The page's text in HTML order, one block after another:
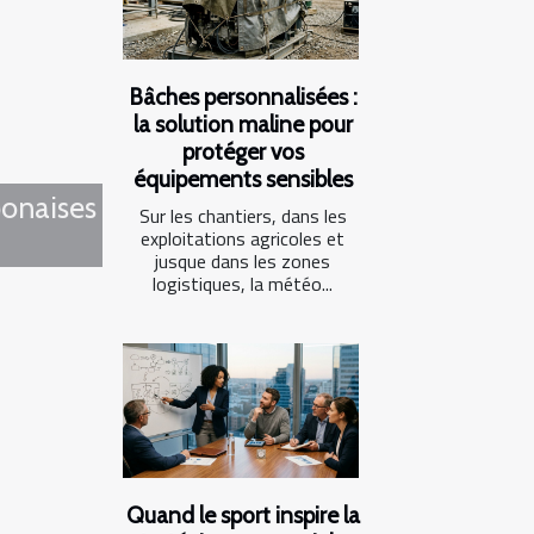
Bâches personnalisées :
la solution maline pour
protéger vos
équipements sensibles
Sur les chantiers, dans les
exploitations agricoles et
jusque dans les zones
logistiques, la météo...
Quand le sport inspire la